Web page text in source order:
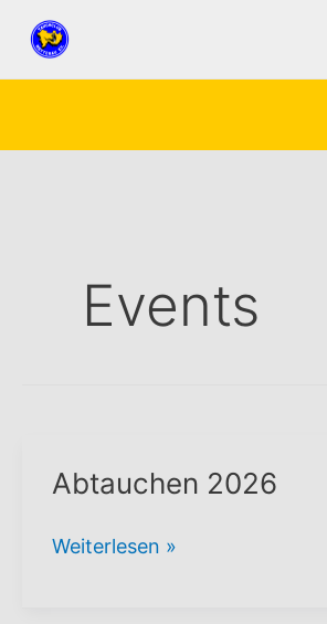
Inhalt
Events
Abtauchen 2026
Abtauchen
Weiterlesen »